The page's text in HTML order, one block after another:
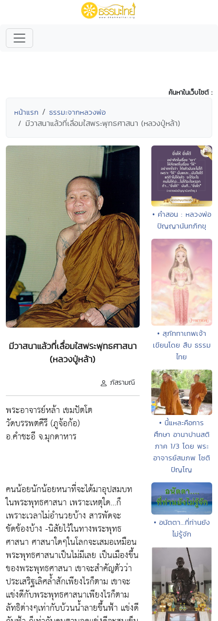
ค้นหาในเว็บไซต์ :
หน้าแรก ธรรมะจากหลวงพ่อ
มีวาสนาแล้วที่เลื่อมใสพระพุทธศาสนา (หลวงปู่หล้า)
มีวาสนาแล้วที่เลื่อมใสพระพุทธศาสนา
(หลวงปู่หล้า)
ภัสรามณี
พระอาจารย์หล้า เขมปัตโต
วัดบรรพตคีรี (ภูจ้อก้อ)
อ.คำชะอี จ.มุกดาหาร
คนน้อยนักน้อยหนาที่จะได้มาอุปสมบท
ในพระพุทธศาสนา เพราะเหตุใด...ก็
เพราะเวลาไม่อำนวยบ้าง สารพัดจะ
ขัดข้องบ้าง -นิสัยไว้ในทางพระพุทธ
ศาสนา ศาสนาใดๆในโลกจะเสมอเหมือน
พระพุทธศาสนาเป็นไม่มีเลย เป็นเมืองขึ้น
ของพระพุทธศาสนา เขาจะสำคัญตัวว่า
ประเสริฐเลิศล้ำสักเพียงไรก็ตาม เขาจะ
แข่งดีกับพระพุทธศาสนาเพียงไรก็ตาม
ลัทธิต่างๆเท่ากับบ้วนน้ำลายขึ้นฟ้า แข่งดี
• คำสอน : หลวงพ่อ
ปัญญานันทภิกขุ
• สุภัททาเทพเจ้า
เขียนโดย สืบ ธรรม
ไทย
• นี้แหละคือการ
ศึกษา อานาปานสติ
ภาค 1/3 โดย พระ
อาจารย์สมภพ โชติ
ปัญโญ
• อนัตตา...ที่ท่านยัง
ไม่รู้จัก